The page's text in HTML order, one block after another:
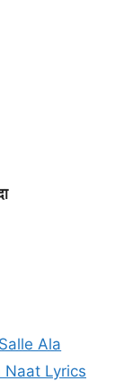
Salle Ala
Naat Lyrics